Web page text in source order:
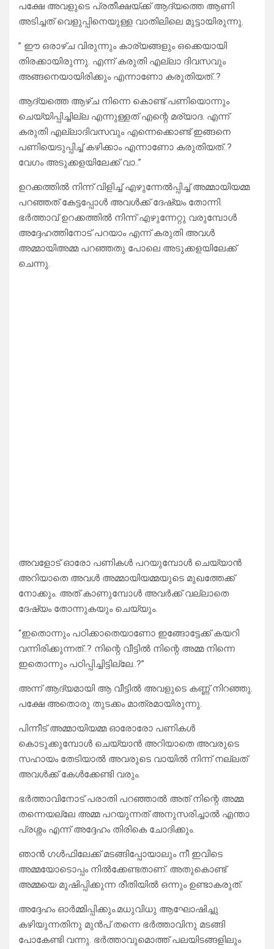
പക്ഷേ അവളുടെ പ്രതീക്ഷയ്ക്ക് ആദ്യത്തെ ആണി
അടിച്ചത് വെളുപ്പിനെയുള്ള വാതിലിലെ മുട്ടായിരുന്നു.
” ഈ ഒരാഴ്ച വിരുന്നും കാര്യങ്ങളും ഒക്കെയായി
തിരക്കായിരുന്നു. എന്ന് കരുതി എല്ലാ ദിവസവും
അങ്ങനെയായിരിക്കും എന്നാണോ കരുതിയത്..?
ആദ്യത്തെ ആഴ്ച നിന്നെ കൊണ്ട് പണിയൊന്നും
ചെയ്യിപ്പിച്ചില്ല എന്നുള്ളത് എന്റെ മര്യാദ. എന്ന്
കരുതി എല്ലാദിവസവും എന്നെക്കൊണ്ട് ഇങ്ങനെ
പണിയെടുപ്പിച്ച് കഴിക്കാം എന്നാണോ കരുതിയത്..?
വേഗം അടുക്കളയിലേക്ക് വാ..”
ഉറക്കത്തിൽ നിന്ന് വിളിച്ച് എഴുന്നേൽപ്പിച്ച് അമ്മായിയമ്മ
പറഞ്ഞത് കേട്ടപ്പോൾ അവൾക്ക് ദേഷ്യം തോന്നി.
ഭർത്താവ് ഉറക്കത്തിൽ നിന്ന് എഴുന്നേറ്റു വരുമ്പോൾ
അദ്ദേഹത്തിനോട് പറയാം എന്ന് കരുതി അവൾ
അമ്മായിഅമ്മ പറഞ്ഞതു പോലെ അടുക്കളയിലേക്ക്
ചെന്നു.
അവളോട് ഓരോ പണികൾ പറയുമ്പോൾ ചെയ്യാൻ
അറിയാതെ അവൾ അമ്മായിയമ്മയുടെ മുഖത്തേക്ക്
നോക്കും. അത് കാണുമ്പോൾ അവർക്ക് വല്ലാതെ
ദേഷ്യം തോന്നുകയും ചെയ്യും.
“ഇതൊന്നും പഠിക്കാതെയാണോ ഇങ്ങോട്ടേക്ക് കയറി
വന്നിരിക്കുന്നത്..? നിന്റെ വീട്ടിൽ നിന്റെ അമ്മ നിന്നെ
ഇതൊന്നും പഠിപ്പിച്ചിട്ടില്ലേ..?”
അന്ന് ആദ്യമായി ആ വീട്ടിൽ അവളുടെ കണ്ണ് നിറഞ്ഞു.
പക്ഷേ അതൊരു തുടക്കം മാത്രമായിരുന്നു.
പിന്നീട് അമ്മായിയമ്മ ഓരോരോ പണികൾ
കൊടുക്കുമ്പോൾ ചെയ്യാൻ അറിയാതെ അവരുടെ
സഹായം തേടിയാൽ അവരുടെ വായിൽ നിന്ന് നല്ലത്
അവൾക്ക് കേൾക്കേണ്ടി വരും.
ഭർത്താവിനോട് പരാതി പറഞ്ഞാൽ അത് നിന്റെ അമ്മ
തന്നെയല്ലേ അമ്മ പറയുന്നത് അനുസരിച്ചാൽ എന്താ
പ്രശ്നം എന്ന് അദ്ദേഹം തിരികെ ചോദിക്കും.
ഞാൻ ഗൾഫിലേക്ക് മടങ്ങിപ്പോയാലും നീ ഇവിടെ
അമ്മയോടൊപ്പം നിൽക്കേണ്ടതാണ്. അതുകൊണ്ട്
അമ്മയെ മുഷിപ്പിക്കുന്ന രീതിയിൽ ഒന്നും ഉണ്ടാകരുത്.
അദ്ദേഹം ഓർമ്മിപ്പിക്കും.മധുവിധു ആഘോഷിച്ചു
കഴിയുന്നതിനു മുൻപ് തന്നെ ഭർത്താവിനു മടങ്ങി
പോകേണ്ടി വന്നു. ഭർത്താവുമൊത്ത് പലയിടങ്ങളിലും